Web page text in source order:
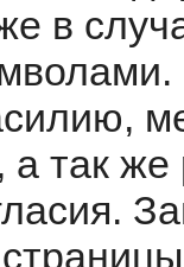
в
а так